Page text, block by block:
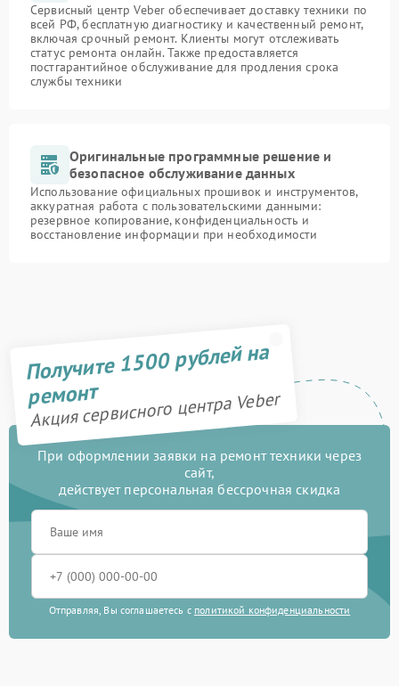
Сервисный центр Veber обеспечивает доставку техники по
всей РФ, бесплатную диагностику и качественный ремонт,
включая срочный ремонт. Клиенты могут отслеживать
статус ремонта онлайн. Также предоставляется
постгарантийное обслуживание для продления срока
службы техники
Оригинальные программные решение и
безопасное обслуживание данных
Использование официальных прошивок и инструментов,
аккуратная работа с пользовательскими данными:
резервное копирование, конфиденциальность и
восстановление информации при необходимости
Получите 1500 рублей на
ремонт
Акция сервисного центра Veber
При оформлении заявки на ремонт техники через
сайт,
действует персональная бессрочная скидка
Отправляя, Вы соглашаетесь с политикой конфиденциальности